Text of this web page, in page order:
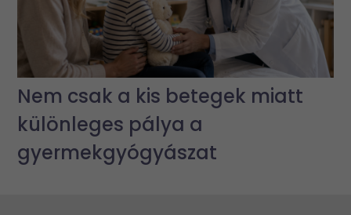
Nem csak a kis betegek miatt
különleges pálya a
gyermekgyógyászat